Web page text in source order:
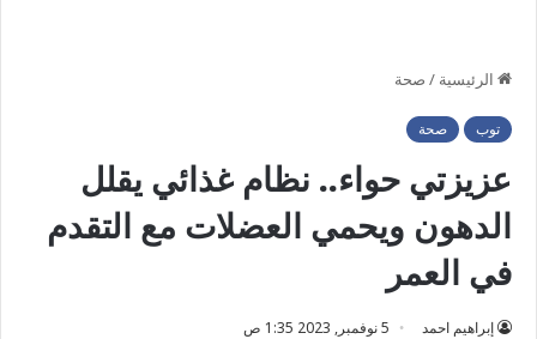
الرئيسية / صحة
توب صحة
عزيزتي حواء.. نظام غذائي يقلل
الدهون ويحمي العضلات مع التقدم
في العمر
إبراهيم احمد
5 نوفمبر, 2023 1:35 ص